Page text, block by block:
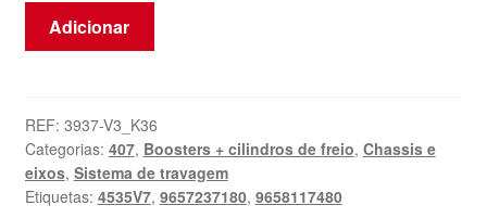
Quantidade
Freio
Citroën
Peugeot
9657237180
Adicionar
REF: 3937-V3_K36
Categorias: 407, Boosters + cilindros de freio, Chassis e
eixos, Sistema de travagem
Etiquetas: 4535V7, 9657237180, 9658117480